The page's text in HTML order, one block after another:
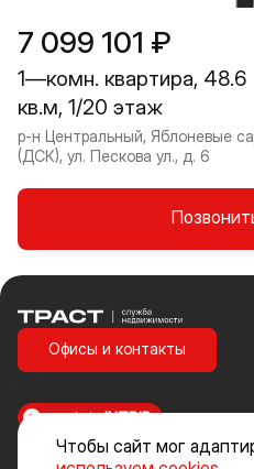
7 099 101 ₽
1—комн. квартира, 48.6
кв.м, 1/20 этаж
р-н Центральный, Яблоневые
(ДСК), ул. Пескова ул., д. 6
Чтобы сайт мог
Траст | Служба
Офисы и контакты
Стоимость объектов недвижимости
made inINTRID